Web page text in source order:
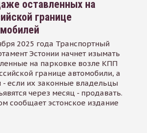
оставленных на
границе
2025 года Транспортный
Эстонии начнет изымать
на парковке возле КПП
границе автомобили, а
- если их законные владельцы
через месяц - продавать.
сообщает эстонское издание